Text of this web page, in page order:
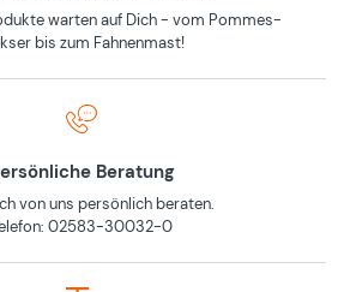
warten auf Dich - vom Pommes-
bis zum Fahnenmast!
Beratung
von uns persönlich beraten.
02583-30032-0